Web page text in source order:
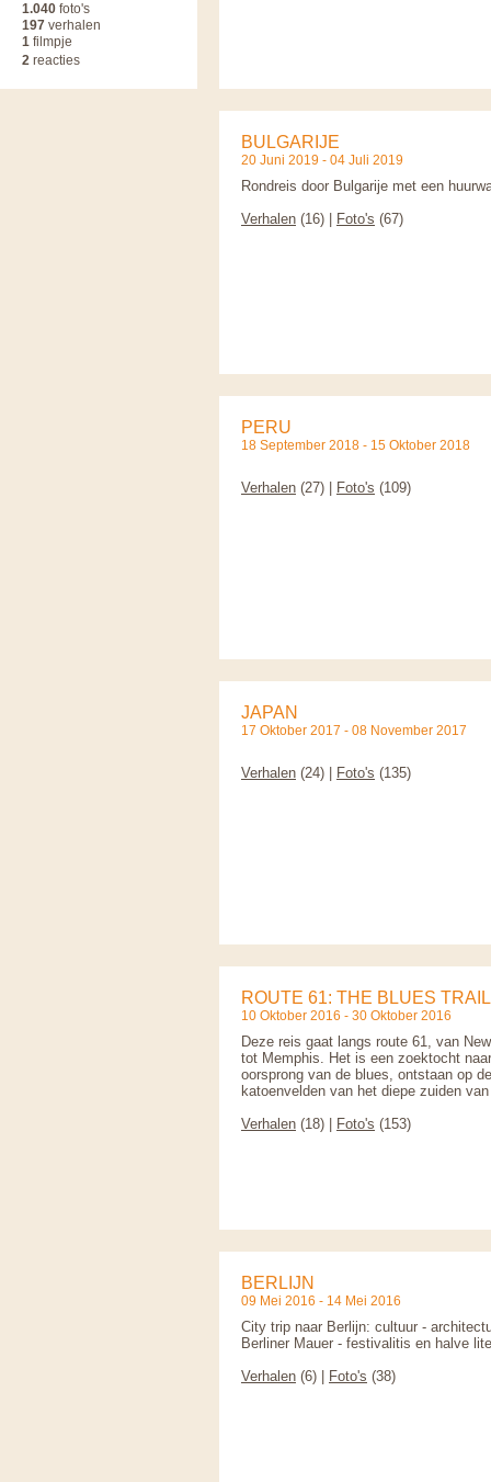
BULGARIJE
20 Juni 2019 - 04 Juli 2019
Rondreis door Bulgarije met een
Verhalen (16) | Foto's (67)
PERU
18 September 2018 - 15 Oktober 2018
Verhalen (27) | Foto's (109)
JAPAN
17 Oktober 2017 - 08 November 2017
Verhalen (24) | Foto's (135)
ROUTE 61: THE BLUES TRAIL
10 Oktober 2016 - 30 Oktober 2016
Deze reis gaat langs route 61, van
tot Memphis. Het is een zoektocht
oorsprong van de blues, ontstaan op de
katoenvelden van het diepe zuiden
Verhalen (18) | Foto's (153)
BERLIJN
09 Mei 2016 - 14 Mei 2016
City trip naar Berlijn: cultuur -
Berliner Mauer - festivalitis en halve
Verhalen (6) | Foto's (38)
1.040 foto's
197 verhalen
1 filmpje
2 reacties